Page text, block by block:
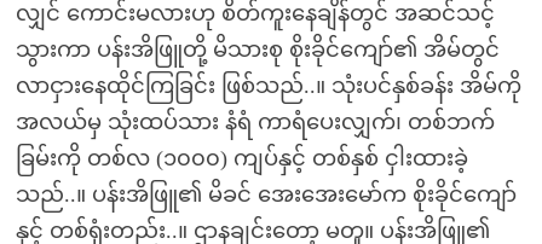
လျှင် ကောင်းမလားဟု စိတ်ကူးနေချိန်တွင် အဆင်သင့်
သွားကာ ပန်းအိဖြူတို့ မိသားစု စိုးခိုင်ကျော်၏ အိမ်တွင်
လာငှားနေထိုင်ကြခြင်း ဖြစ်သည်..။ သုံးပင်နှစ်ခန်း အိမ်ကို
အလယ်မှ သုံးထပ်သား နံရံ ကာရံပေးလျှက်၊ တစ်ဘက်
ခြမ်းကို တစ်လ (၁၀၀၀) ကျပ်နှင့် တစ်နှစ် ငှါးထားခဲ့
သည်..။ ပန်းအိဖြူ၏ မိခင် အေးအေးမော်က စိုးခိုင်ကျော်
နှင့် တစ်ရုံးတည်း..။ ဌာနချင်းတော့ မတူ။ ပန်းအိဖြူ၏